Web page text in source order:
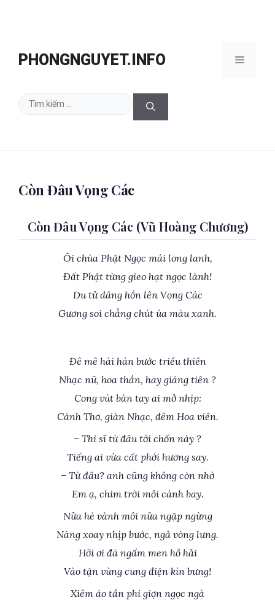
PHONGNGUYET.INFO Menu
Tìm
Còn Đâu Vọng Các
Còn Đâu Vọng Các (Vũ Hoàng Chương)
Ôi chùa Phật Ngọc mái long lanh,
Đất Phật từng gieo hạt ngọc lành!
Du tử dâng hồn lên Vọng Các
Gương soi chẳng chút úa màu xanh.
Đê mê hài hán bước triều thiên
Nhạc nữ, hoa thần, hay giáng tiên ?
Cong vút bàn tay ai mở nhịp:
Cánh Thơ, giàn Nhạc, đêm Hoa viên.
– Thi sĩ từ đâu tới chốn này ?
Tiếng ai vừa cất phới hương say.
– Từ đâu? anh cũng không còn nhớ
Em ạ, chim trời mỏi cánh bay.
Nửa hé vành môi nửa ngập ngừng
Nàng xoay nhịp bước, ngả vòng lưng.
Hỡi ơi đã ngấm men hồ hải
Vào tận vùng cung điện kín bưng!
Xiêm áo tần phi giợn ngọc ngà